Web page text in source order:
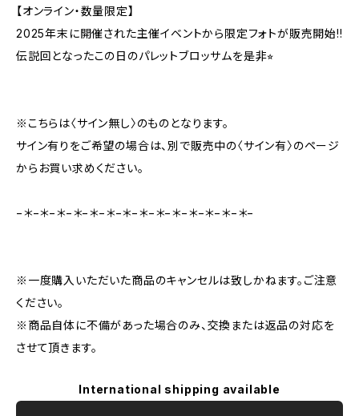
【オンライン・数量限定】
2025年末に開催された主催イベントから限定フォトが販売開始!!
伝説回となったこの日のパレットブロッサムを是非⭐︎
※こちらは〈サイン無し〉のものとなります。
サイン有りをご希望の場合は、別で販売中の〈サイン有〉のページ
からお買い求めください。
−＊−＊−＊−＊−＊−＊−＊−＊−＊−＊−＊−＊−＊−＊−
※一度購入いただいた商品のキャンセルは致しかねます。ご注意
ください。
※商品自体に不備があった場合のみ、交換または返品の対応を
させて頂きます。
International shipping available